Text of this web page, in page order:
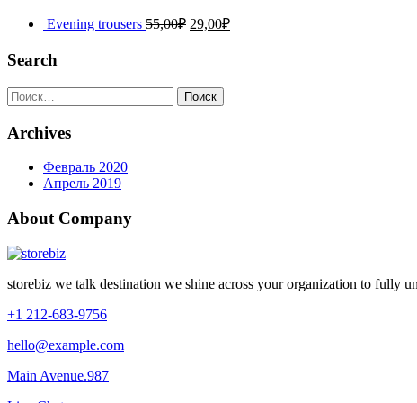
Evening trousers 55,00₽ 29,00₽
Search
Найти:
Archives
Февраль 2020
Апрель 2019
About Company
storebiz we talk destination we shine across your organization to fully
+1 212-683-9756
hello@example.com
Main Avenue.987